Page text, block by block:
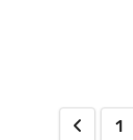
1